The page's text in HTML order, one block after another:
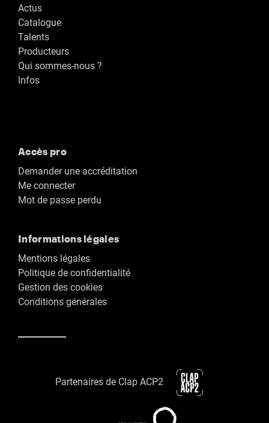
Actus
Catalogue
Talents
Producteurs
Qui sommes-nous ?
Infos
Accès pro
Demander une accréditation
Me connecter
Mot de passe perdu
Informations légales
Mentions légales
Politique de confidentialité
Gestion des cookies
Conditions générales
Partenaires de Clap ACP2